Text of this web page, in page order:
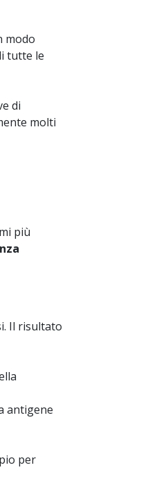
modo
tutte le
di
molti
più
Il risultato
antigene
per